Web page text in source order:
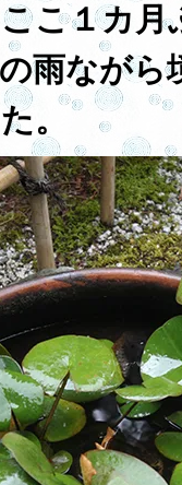
こ１カ月
雨ながら
。